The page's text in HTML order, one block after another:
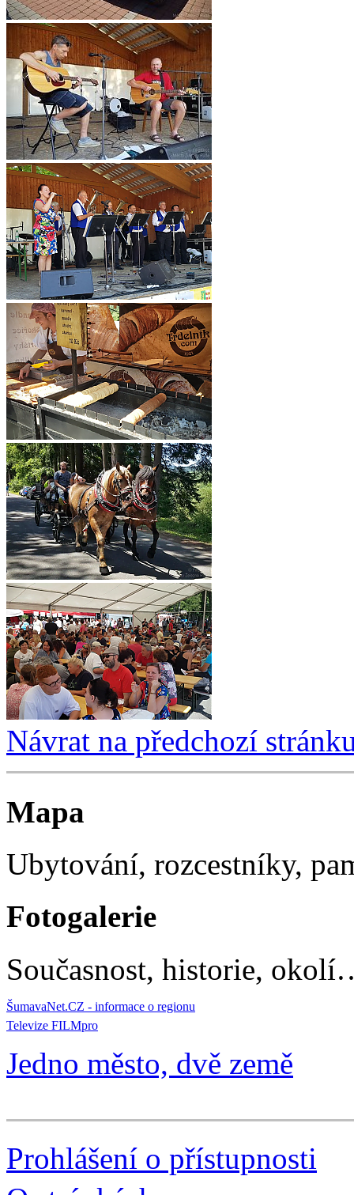
Návrat na předchozí
Mapa
Ubytování, rozcestníky,
Fotogalerie
Současnost, historie,
ŠumavaNet.CZ - informace o regionu
Televize FILMpro
Jedno město, dvě země
Prohlášení o přístupnosti